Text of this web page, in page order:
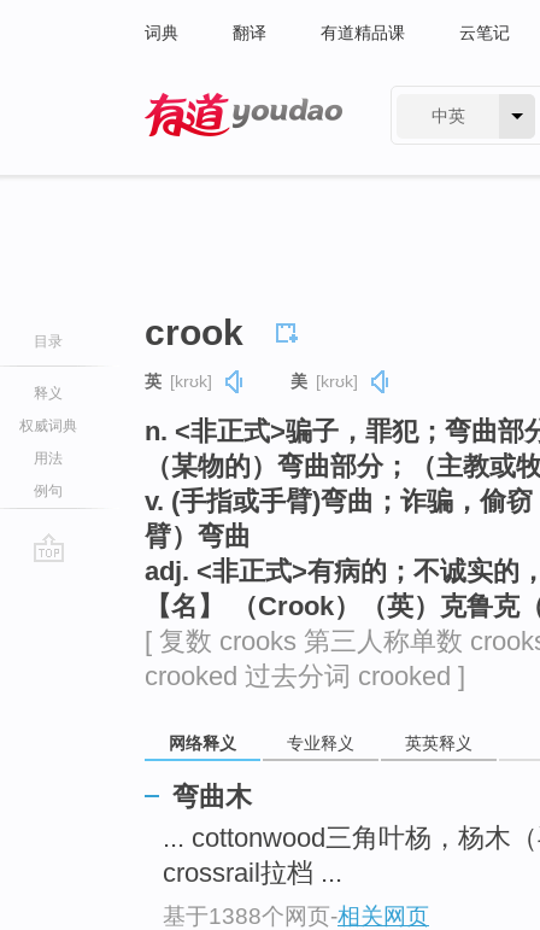
词典 翻译 有道精品课 云笔记
中英
目录
释义
权威词典
用法
例句
crook
英 [krʊk] 美 [krʊk]
n. <非正式>骗子，罪犯；弯曲部
（某物的）弯曲部分；（主教或
v. (手指或手臂)弯曲；诈骗，偷
臂）弯曲
adj. <非正式>有病的；不诚实的
【名】 （Crook）（英）克鲁克
[ 复数 crooks 第三人称单数
crooked 过去分词 crooked ]
网络释义 专业释义 英英释义
弯曲木
... cottonwood三角叶杨，杨木
crossrail拉档 ...
基于1388个网页-相关网页